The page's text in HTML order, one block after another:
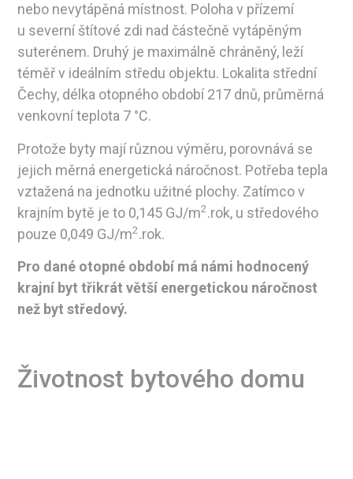
nebo nevytápěná místnost. Poloha v přízemí
u severní štítové zdi nad částečně vytápěným
suterénem. Druhý je maximálně chráněný, leží
téměř v ideálním středu objektu. Lokalita střední
Čechy, délka otopného období 217 dnů, průměrná
venkovní teplota 7 °C.
Protože byty mají různou výměru, porovnává se
jejich měrná energetická náročnost. Potřeba tepla
vztažená na jednotku užitné plochy. Zatímco v
krajním bytě je to 0,145 GJ/m2.rok, u středového
pouze 0,049 GJ/m2.rok.
Pro dané otopné období má námi hodnocený
krajní byt třikrát větší energetickou náročnost
než byt středový.
Životnost bytového domu